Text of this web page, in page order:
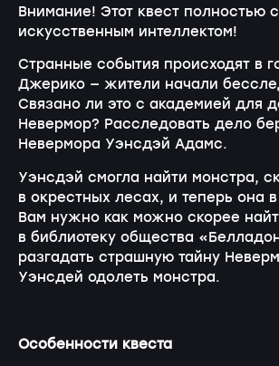
Внимание! Этот квест полностью
искусственным интеллектом!
Странные события происходят в
Джерико — жители начали
Связано ли это с академией для
Невермор? Расследовать дело
Невермора Уэнсдэй Адамс.
Уэнсдэй смогла найти монстра,
в окрестных лесах, и теперь она
Вам нужно как можно скорее
в библиотеку общества
разгадать страшную тайну
Уэнсдей одолеть монстра.
Особенности квеста